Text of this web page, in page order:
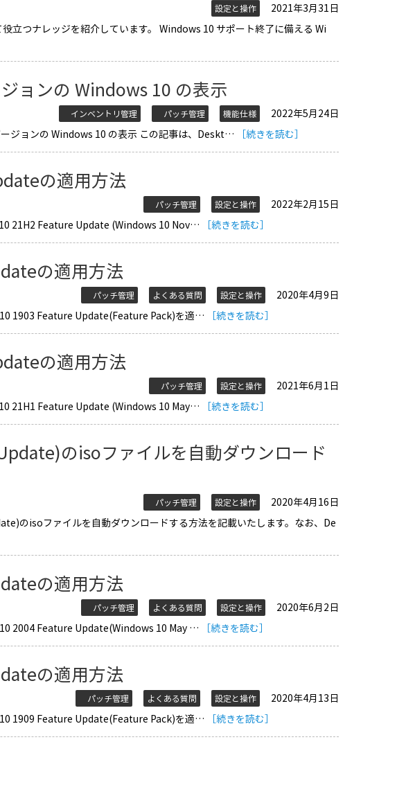
設定と操作
2021年3月31日
立つナレッジを紹介しています。 Windows 10 サポート終了に備える Wi
ョンの Windows 10 の表示
インベントリ管理 パッチ管理 機能仕様
2022年5月24日
ジョンの Windows 10 の表示 この記事は、Deskt…
［続きを読む］
の適用方法
パッチ管理 設定と操作
2022年2月15日
21H2 Feature Update (Windows 10 Nov…
［続きを読む］
の適用方法
パッチ管理 よくある質問 設定と操作
2020年4月9日
1903 Feature Update(Feature Pack)を適…
［続きを読む］
の適用方法
パッチ管理 設定と操作
2021年6月1日
21H1 Feature Update (Windows 10 May…
［続きを読む］
のisoファイルを自動ダウンロード
パッチ管理 設定と操作
2020年4月16日
のisoファイルを自動ダウンロードする方法を記載いたします。なお、De
の適用方法
パッチ管理 よくある質問 設定と操作
2020年6月2日
2004 Feature Update(Windows 10 May …
［続きを読む］
の適用方法
パッチ管理 よくある質問 設定と操作
2020年4月13日
1909 Feature Update(Feature Pack)を適…
［続きを読む］